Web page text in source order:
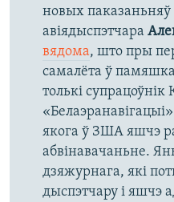
новых паказаньняў
авіядыспэтчара
вядома, што пры
самалёта ў
толькі
«Белаэранавігацыі»
якога ў ЗША яшчэ
абвінавачаньне.
дзяжурнага, які
дыспэтчару і яшчэ